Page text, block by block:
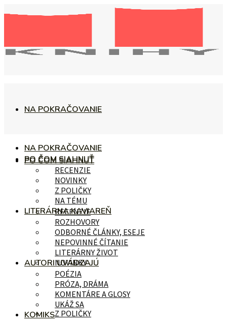
NA POKRAČOVANIE
PO ČOM SIAHNUŤ
RECENZIE
NOVINKY
Z POLIČKY
NA POKRAČOVANIE
PO ČOM SIAHNUŤ
RECENZIE
NOVINKY
Z POLIČKY
NA TÉMU
LITERÁRNA KAVIAREŇ
ROZHOVORY
ODBORNÉ ČLÁNKY, ESEJE
NEPOVINNÉ ČÍTANIE
LITERÁRNY ŽIVOT
AUTORI UVÁDZAJÚ
POÉZIA
PRÓZA, DRÁMA
KOMENTÁRE A GLOSY
UKÁŽ SA
KOMIKS